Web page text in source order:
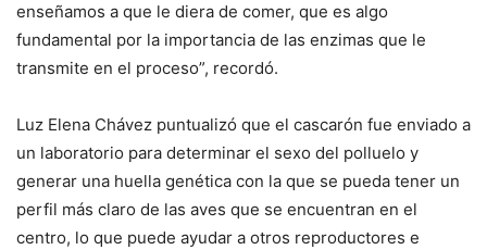
enseñamos a que le diera de comer, que es algo
fundamental por la importancia de las enzimas que le
transmite en el proceso”, recordó.
Luz Elena Chávez puntualizó que el cascarón fue enviado a
un laboratorio para determinar el sexo del polluelo y
generar una huella genética con la que se pueda tener un
perfil más claro de las aves que se encuentran en el
centro, lo que puede ayudar a otros reproductores e